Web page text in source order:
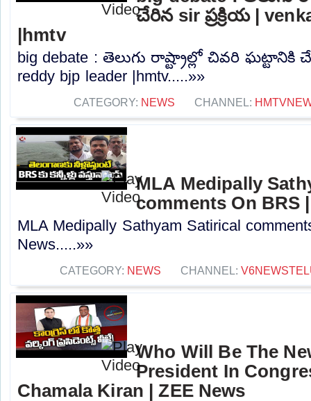
చేరిన sir ప్రక్రియ |
|hmtv
big debate : తెలుగు రాష్ట్రాల్లో చివరి ఘట్టానికి
reddy bjp leader |hmtv.....»»
CATEGORY: NEWS CHANNEL:
MLA Medipally
comments On BRS
MLA Medipally Sathyam Satirical
News.....»»
CATEGORY: NEWS CHANNEL:
Who Will Be The
President In
Chamala Kiran | ZEE News